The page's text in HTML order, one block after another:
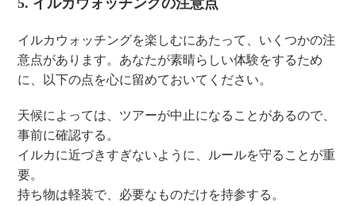
イルカウォッチングを楽しむにあたって、いくつかの注
意点があります。あなたが素晴らしい体験をするため
に、以下の点を心に留めておいてください。
天候によっては、ツアーが中止になることがあるので、
事前に確認する。
イルカに近づきすぎないように、ルールを守ることが重
要。
持ち物は軽装で、必要なものだけを持参する。